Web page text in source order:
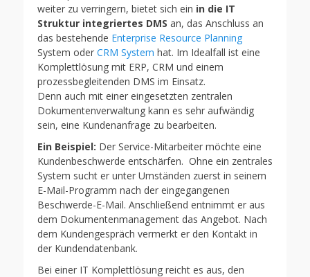
weiter zu verringern, bietet sich ein in die IT
Struktur integriertes DMS an, das Anschluss an
das bestehende Enterprise Resource Planning
System oder CRM System hat. Im Idealfall ist eine
Komplettlösung mit ERP, CRM und einem
prozessbegleitenden DMS im Einsatz.
Denn auch mit einer eingesetzten zentralen
Dokumentenverwaltung kann es sehr aufwändig
sein, eine Kundenanfrage zu bearbeiten.
Ein Beispiel: Der Service-Mitarbeiter möchte eine
Kundenbeschwerde entschärfen. Ohne ein zentrales
System sucht er unter Umständen zuerst in seinem
E-Mail-Programm nach der eingegangenen
Beschwerde-E-Mail. Anschließend entnimmt er aus
dem Dokumentenmanagement das Angebot. Nach
dem Kundengespräch vermerkt er den Kontakt in
der Kundendatenbank.
Bei einer IT Komplettlösung reicht es aus, den